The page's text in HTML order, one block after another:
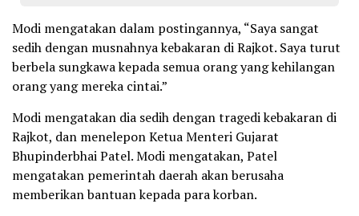
Modi mengatakan dalam postingannya, “Saya sangat
sedih dengan musnahnya kebakaran di Rajkot. Saya turut
berbela sungkawa kepada semua orang yang kehilangan
orang yang mereka cintai.”
Modi mengatakan dia sedih dengan tragedi kebakaran di
Rajkot, dan menelepon Ketua Menteri Gujarat
Bhupinderbhai Patel. Modi mengatakan, Patel
mengatakan pemerintah daerah akan berusaha
memberikan bantuan kepada para korban.